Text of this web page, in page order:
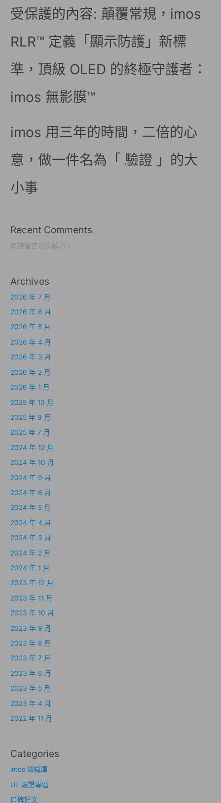
受保護的內容: 顛覆常規，imos
RLR™ 定義「顯示防護」新標
準，頂級 OLED 的終極守護者：
imos 無影膜™
imos 用三年的時間，二倍的心
意，做一件名為「 驗證 」的大
小事
Recent Comments
尚無留言可供顯示。
Archives
2026 年 7 月
2026 年 6 月
2026 年 5 月
2026 年 4 月
2026 年 3 月
2026 年 2 月
2026 年 1 月
2025 年 10 月
2025 年 9 月
2025 年 7 月
2024 年 12 月
2024 年 10 月
2024 年 9 月
2024 年 6 月
2024 年 5 月
2024 年 4 月
2024 年 3 月
2024 年 2 月
2024 年 1 月
2023 年 12 月
2023 年 11 月
2023 年 10 月
2023 年 9 月
2023 年 8 月
2023 年 7 月
2023 年 6 月
2023 年 5 月
2023 年 4 月
2022 年 11 月
Categories
imos 知識庫
UL 驗證專區
口碑好文